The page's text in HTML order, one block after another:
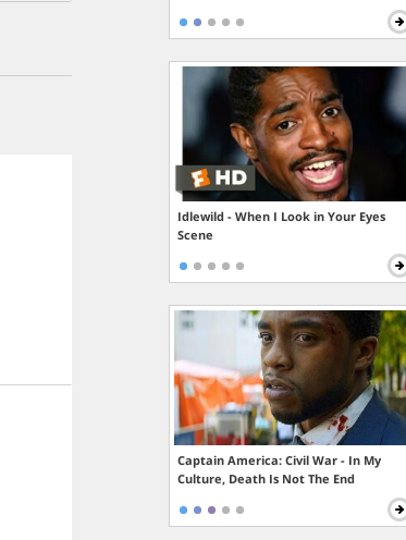
Idlewild - When I Look in Your Eyes
Scene
Captain America: Civil War - In My
Culture, Death Is Not The End